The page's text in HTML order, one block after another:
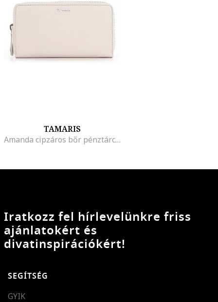
TAMARIS
Amanda cipzáros bőr pénztárca, Krémszín
Iratkozz fel hírlevelünkre friss
ajánlatokért és
divatinspirációkért!
SEGÍTSÉG
GYIK